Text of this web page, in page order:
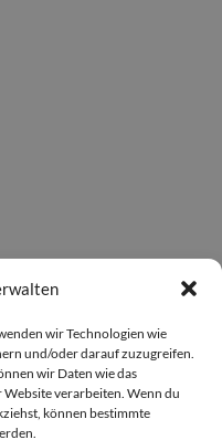
wir Technologien wie
und/oder darauf zuzugreifen.
wir Daten wie das
verarbeiten. Wenn du
können bestimmte